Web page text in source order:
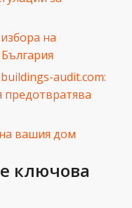
на
audit.com:
предотвратява
вашия дом
ключова